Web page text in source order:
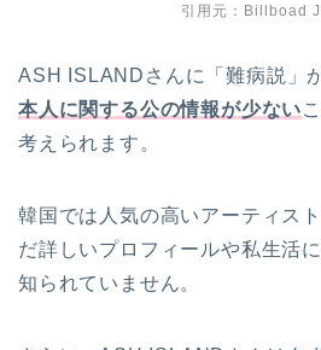
引用元：Billboad
ASH ISLANDさんに「難病説」
本人に関する公の情報が少ない
考えられます。
韓国では人気の高いアーティス
だ詳しいプロフィールや私生活
知られていません。